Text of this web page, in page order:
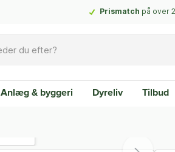
Prismatch på over
Anlæg & byggeri Dyreliv Tilbud